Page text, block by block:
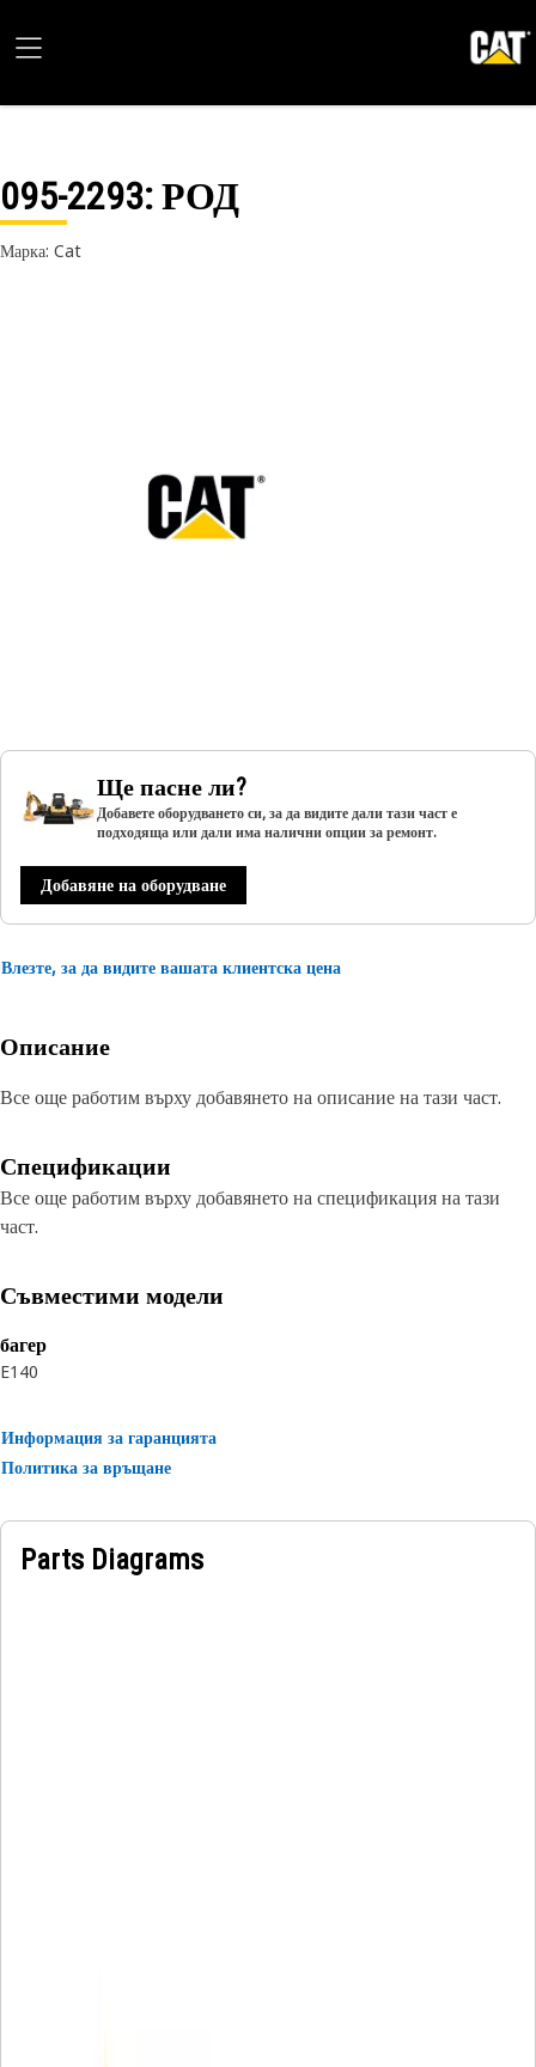
095-2293: РОД
Марка: Cat
Ще пасне ли?
Добавете оборудването си, за да видите дали тази част е
подходяща или дали има налични опции за ремонт.
Добавяне на оборудване
Влезте, за да видите вашата клиентска цена
Описание
Все още работим върху добавянето на описание на тази част.
Спецификации
Все още работим върху добавянето на спецификация на тази
част.
Съвместими модели
багер
E140
Информация за гаранцията
Политика за връщане
Parts Diagrams